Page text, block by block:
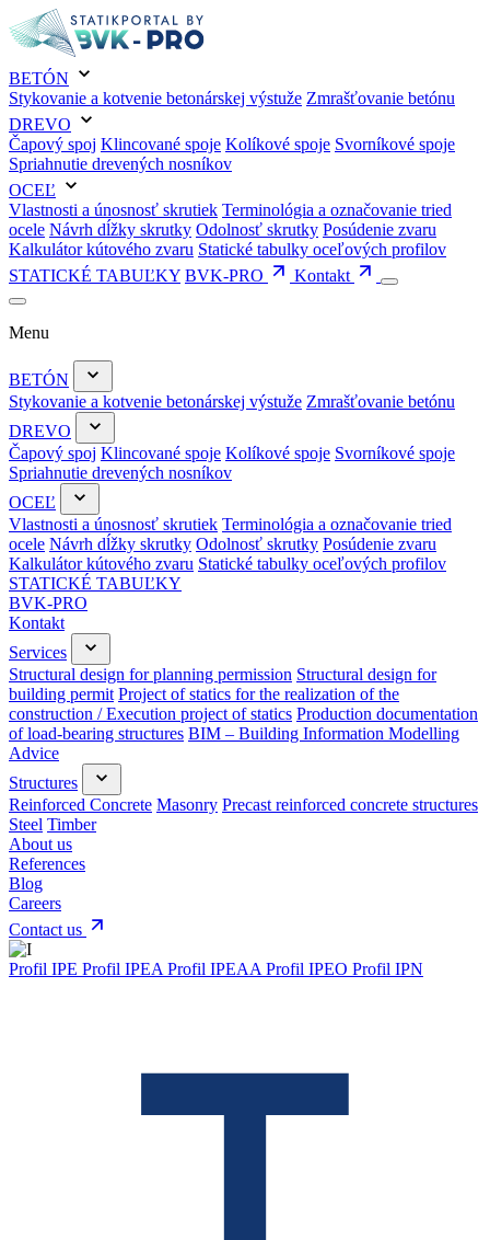
BETÓN
Stykovanie a kotvenie betonárskej výstuže Zmrašťovanie betónu
DREVO
Čapový spoj Klincované spoje Kolíkové spoje Svorníkové spoje
Spriahnutie drevených nosníkov
OCEĽ
Vlastnosti a únosnosť skrutiek Terminológia a označovanie tried
ocele Návrh dĺžky skrutky Odolnosť skrutky Posúdenie zvaru
Kalkulátor kútového zvaru Statické tabulky oceľových profilov
STATICKÉ TABUĽKY BVK-PRO Kontakt
Menu
BETÓN
Stykovanie a kotvenie betonárskej výstuže Zmrašťovanie betónu
DREVO
Čapový spoj Klincované spoje Kolíkové spoje Svorníkové spoje
Spriahnutie drevených nosníkov
OCEĽ
Vlastnosti a únosnosť skrutiek Terminológia a označovanie tried
ocele Návrh dĺžky skrutky Odolnosť skrutky Posúdenie zvaru
Kalkulátor kútového zvaru Statické tabulky oceľových profilov
STATICKÉ TABUĽKY
BVK-PRO
Kontakt
Services
Structural design for planning permission Structural design for
building permit Project of statics for the realization of the
construction / Execution project of statics Production documentation
of load-bearing structures BIM – Building Information Modelling
Advice
Structures
Reinforced Concrete Masonry Precast reinforced concrete structures
Steel Timber
About us
References
Blog
Careers
Contact us
Profil IPE Profil IPEA Profil IPEAA Profil IPEO Profil IPN